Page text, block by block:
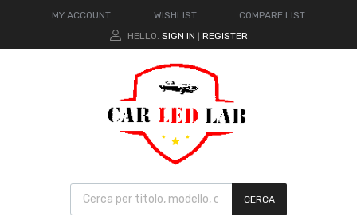
MY ACCOUNT WISHLIST
COMPARE LIST
HELLO. SIGN IN REGISTER
CERCA